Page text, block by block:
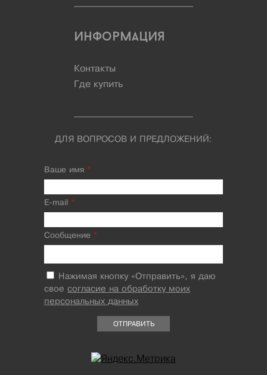
Информация
Контакты
Где купить
ДЛЯ ВОПРОСОВ И ПРЕДЛОЖЕНИЙ:
Ваше имя *
E-mail *
Сообщение *
Нажимая кнопку «Отправить», я даю
свое согласие на обработку моих
персональных данных
ОТПРАВИТЬ